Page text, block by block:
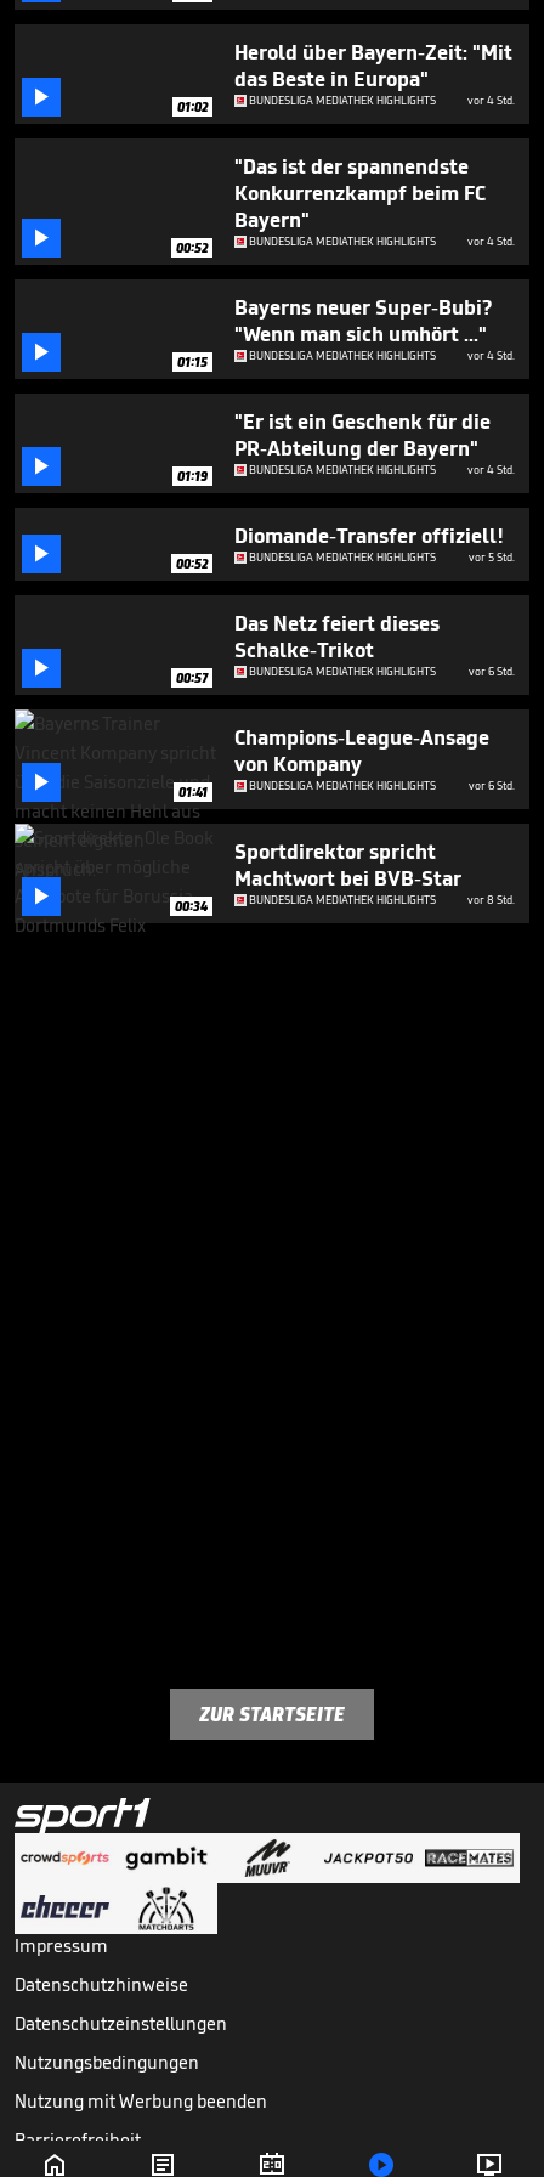
minutes,
9
 01:02
Herold über Bayern-Zeit: "Mit
das Beste in Europa"
BUNDESLIGA MEDIATHEK HIGHLIGHTS vor 4 Std.
 00:52
"Das ist der spannendste
Konkurrenzkampf beim FC
Bayern"
BUNDESLIGA MEDIATHEK HIGHLIGHTS vor 4 Std.
 01:15
Bayerns neuer Super-Bubi?
"Wenn man sich umhört ..."
BUNDESLIGA MEDIATHEK HIGHLIGHTS vor 4 Std.
 01:19
"Er ist ein Geschenk für die
PR-Abteilung der Bayern"
BUNDESLIGA MEDIATHEK HIGHLIGHTS vor 4 Std.
 00:52
Diomande-Transfer offiziell!
BUNDESLIGA MEDIATHEK HIGHLIGHTS vor 5 Std.
 00:57
Das Netz feiert dieses
Schalke-Trikot
BUNDESLIGA MEDIATHEK HIGHLIGHTS vor 6 Std.
 01:41
Champions-League-Ansage
von Kompany
BUNDESLIGA MEDIATHEK HIGHLIGHTS vor 6 Std.
 00:34
Sportdirektor spricht
Machtwort bei BVB-Star
BUNDESLIGA MEDIATHEK HIGHLIGHTS vor 8 Std.
    
ZUR STARTSEITE
Impressum
Datenschutzhinweise
Datenschutzeinstellungen
Nutzungsbedingungen
Nutzung mit Werbung beenden
Barrierefreiheit